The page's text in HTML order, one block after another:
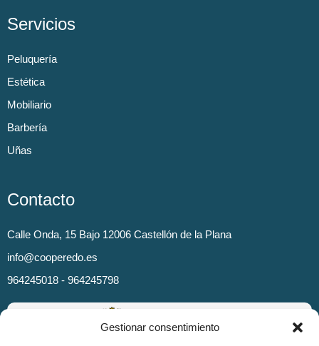
Gestionar consentimiento
Servicios
Peluquería
Estética
Mobiliario
Barbería
Uñas
Contacto
Calle Onda, 15 Bajo 12006 Castellón de la Plana
info@cooperedo.es
964245018 - 964245798